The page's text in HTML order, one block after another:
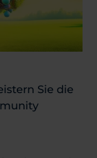
Sie die